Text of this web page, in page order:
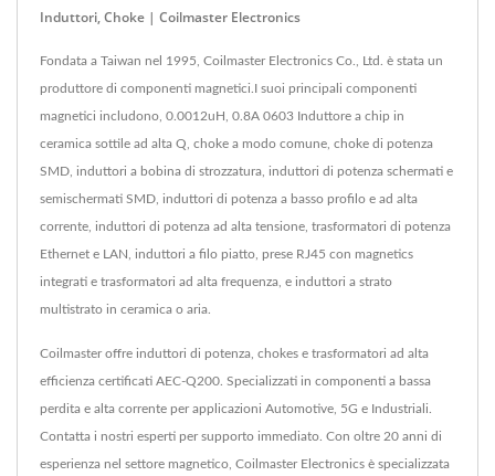
Induttori, Choke | Coilmaster Electronics
Fondata a Taiwan nel 1995, Coilmaster Electronics Co., Ltd. è stata un
produttore di componenti magnetici.I suoi principali componenti
magnetici includono, 0.0012uH, 0.8A 0603 Induttore a chip in
ceramica sottile ad alta Q, choke a modo comune, choke di potenza
SMD, induttori a bobina di strozzatura, induttori di potenza schermati e
semischermati SMD, induttori di potenza a basso profilo e ad alta
corrente, induttori di potenza ad alta tensione, trasformatori di potenza
Ethernet e LAN, induttori a filo piatto, prese RJ45 con magnetics
integrati e trasformatori ad alta frequenza, e induttori a strato
multistrato in ceramica o aria.
Coilmaster offre induttori di potenza, chokes e trasformatori ad alta
efficienza certificati AEC-Q200. Specializzati in componenti a bassa
perdita e alta corrente per applicazioni Automotive, 5G e Industriali.
Contatta i nostri esperti per supporto immediato. Con oltre 20 anni di
esperienza nel settore magnetico, Coilmaster Electronics è specializzata